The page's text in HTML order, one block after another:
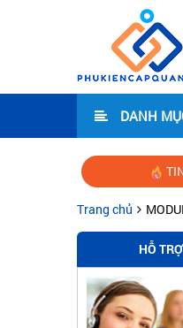
DANH
Hướng dẫn
Trang chủ
HỖ